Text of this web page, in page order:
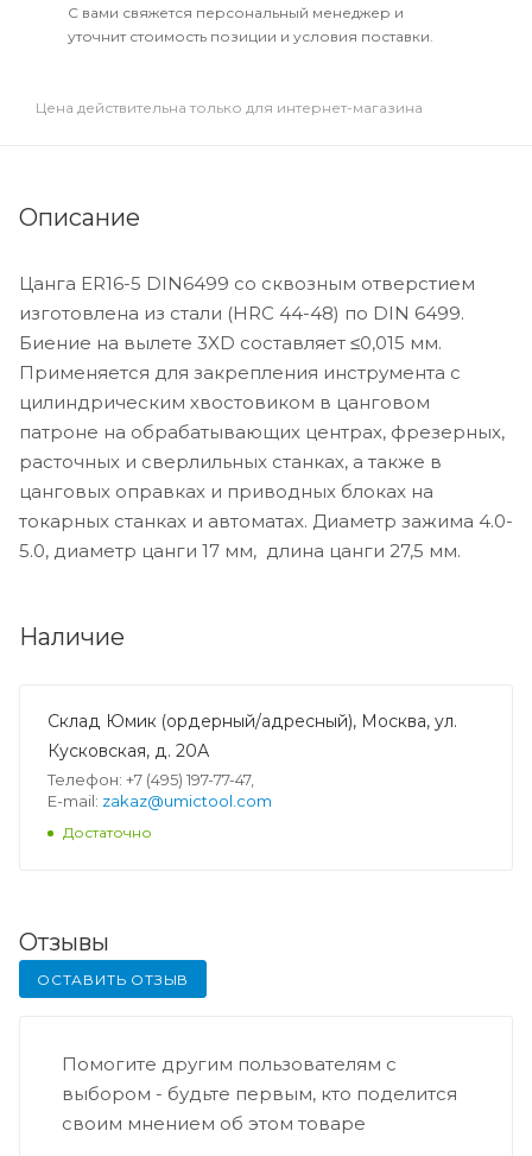
С вами свяжется персональный менеджер и
уточнит стоимость позиции и условия поставки.
Цена действительна только для интернет-магазина
Описание
Цанга ER16-5 DIN6499 со сквозным отверстием
изготовлена из стали (HRC 44-48) по DIN 6499.
Биение на вылете 3XD составляет ≤0,015 мм.
Применяется для закрепления инструмента с
цилиндрическим хвостовиком в цанговом
патроне на обрабатывающих центрах, фрезерных,
расточных и сверлильных станках, а также в
цанговых оправках и приводных блоках на
токарных станках и автоматах. Диаметр зажима 4.0-
5.0, диаметр цанги 17 мм, длина цанги 27,5 мм.
Наличие
Склад Юмик (ордерный/адресный), Москва, ул.
Кусковская, д. 20А
Телефон: +7 (495) 197-77-47,
E-mail: zakaz@umictool.com
Достаточно
Отзывы
ОСТАВИТЬ ОТЗЫВ
Помогите другим пользователям с
выбором - будьте первым, кто поделится
своим мнением об этом товаре